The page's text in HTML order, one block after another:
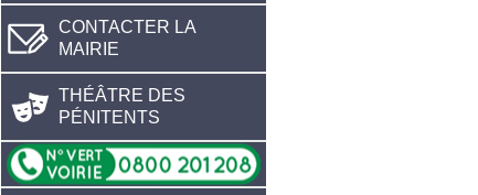
CONTACTER LA
MAIRIE
THÉÂTRE DES
PÉNITENTS